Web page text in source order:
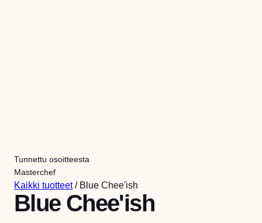
Tunnettu osoitteesta
Masterchef
Kaikki tuotteet/ Blue Chee'ish
Blue Chee'ish